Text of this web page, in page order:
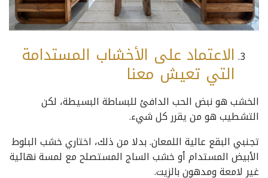
الاعتماد على الأخشاب المستدامة
التي تعيش معنا
الخشب هو نبض الحب الدافئ للبساطة البسيطة، لكن
التشطيب هو من يقرر كل شيء.
تجنبي البقع عالية اللمعان. بدلا من ذلك، اختاري خشب البلوط
الأبيض المستدام أو خشب الساج المستصلح مع لمسة نهائية
غير لامعة ومدهون بالزيت.